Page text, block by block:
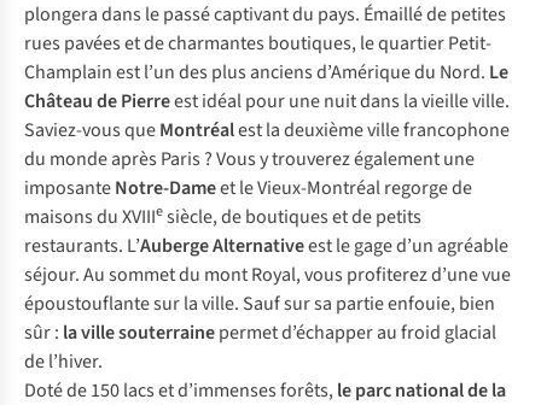
plongera dans le passé captivant du pays. Émaillé de petites
rues pavées et de charmantes boutiques, le quartier Petit-
Champlain est l’un des plus anciens d’Amérique du Nord. Le
Château de Pierreest idéal pour une nuit dans la vieille ville.
Saviez-vous queMontréalest la deuxième ville francophone
du monde après Paris ? Vous y trouverez également une
imposanteNotre-Dameet le Vieux-Montréal regorge de
maisons du XVIIIesiècle, de boutiques et de petits
restaurants. L’Auberge Alternativeest le gage d’un agréable
séjour. Au sommet du mont Royal, vous profiterez d’une vue
époustouflante sur la ville. Sauf sur sa partie enfouie, bien
sûr : la ville souterrainepermet d’échapper au froid glacial
de l’hiver.
Doté de 150 lacs et d’immenses forêts,le parc national de la